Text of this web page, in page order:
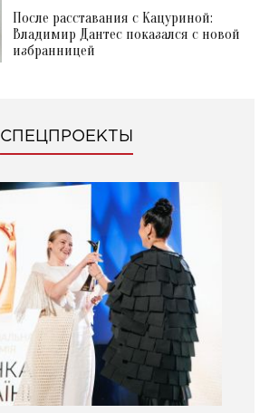
После расставания с Кацуриной:
Владимир Дантес показался с новой
избранницей
СПЕЦПРОЕКТЫ